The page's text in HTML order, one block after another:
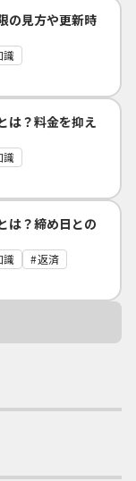
の見方や更新時
識
は？料金を抑え
識
は？締め日との
識
返済